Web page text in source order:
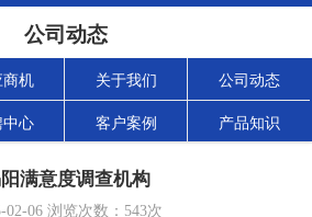
公司动态
商机 关于我们 公司动态
中心 客户案例 产品知识
满意度调查机构
02-06浏览次数： 543次